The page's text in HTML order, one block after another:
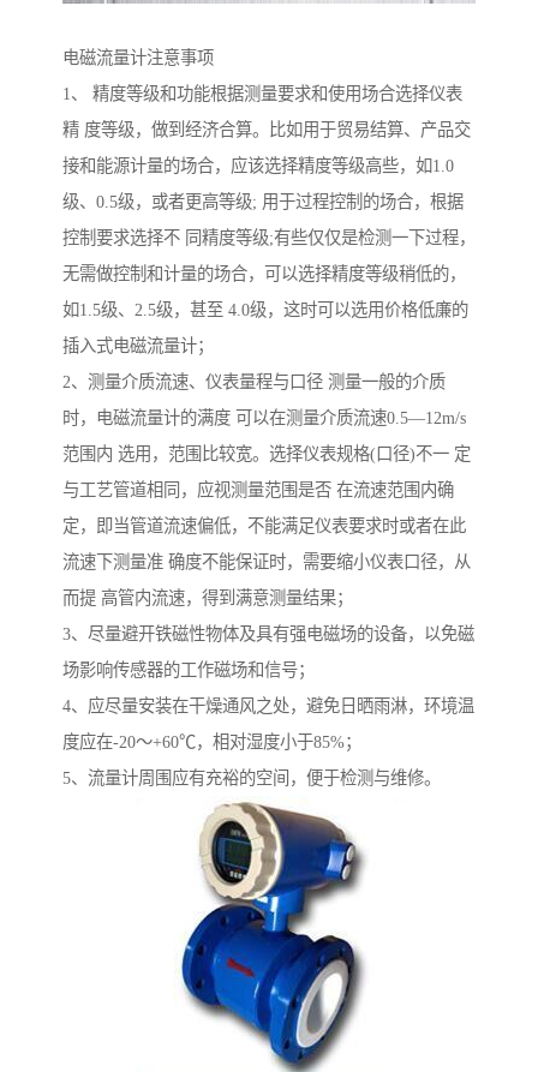
电磁流量计注意事项
1、 精度等级和功能根据测量要求和使用场合选择仪表
精 度等级，做到经济合算。比如用于贸易结算、产品交
接和能源计量的场合，应该选择精度等级高些，如1.0
级、0.5级，或者更高等级; 用于过程控制的场合，根据
控制要求选择不 同精度等级;有些仅仅是检测一下过程，
无需做控制和计量的场合，可以选择精度等级稍低的，
如1.5级、2.5级，甚至 4.0级，这时可以选用价格低廉的
插入式电磁流量计；
2、测量介质流速、仪表量程与口径 测量一般的介质
时，电磁流量计的满度 可以在测量介质流速0.5—12m/s
范围内 选用，范围比较宽。选择仪表规格(口径)不一 定
与工艺管道相同，应视测量范围是否 在流速范围内确
定，即当管道流速偏低，不能满足仪表要求时或者在此
流速下测量准 确度不能保证时，需要缩小仪表口径，从
而提 高管内流速，得到满意测量结果；
3、尽量避开铁磁性物体及具有强电磁场的设备，以免磁
场影响传感器的工作磁场和信号；
4、应尽量安装在干燥通风之处，避免日晒雨淋，环境温
度应在-20～+60℃，相对湿度小于85%；
5、流量计周围应有充裕的空间，便于检测与维修。